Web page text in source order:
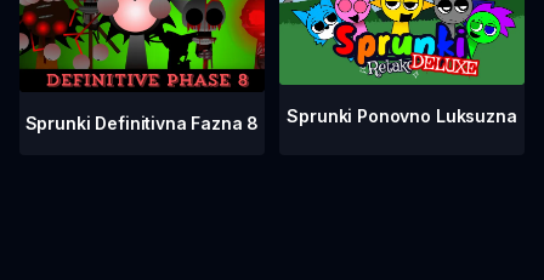
Sprunki Definitivna Fazna 8 Sprunki Ponovno Luksuzna